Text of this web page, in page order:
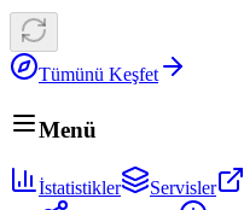
Tümünü Keşfet
Menü
İstatistikler Servisler